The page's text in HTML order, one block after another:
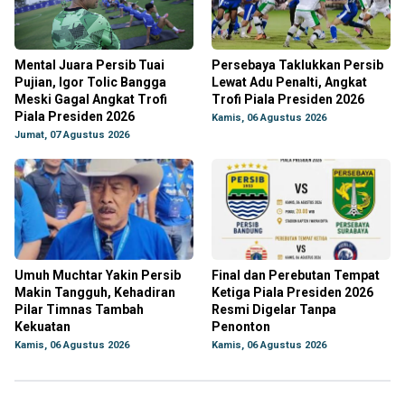
Mental Juara Persib Tuai
Pujian, Igor Tolic Bangga
Meski Gagal Angkat Trofi
Piala Presiden 2026
Jumat, 07 Agustus 2026
Persebaya Taklukkan Persib
Lewat Adu Penalti, Angkat
Trofi Piala Presiden 2026
Kamis, 06 Agustus 2026
Umuh Muchtar Yakin Persib
Makin Tangguh, Kehadiran
Pilar Timnas Tambah
Kekuatan
Kamis, 06 Agustus 2026
Final dan Perebutan Tempat
Ketiga Piala Presiden 2026
Resmi Digelar Tanpa
Penonton
Kamis, 06 Agustus 2026